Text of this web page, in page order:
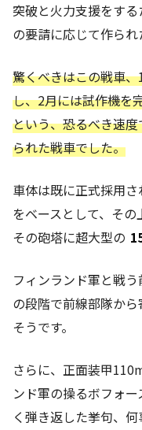
突破と火力支援をす
の要請に応じて作られ
驚くべきはこの戦車
し、2月には試作機を
という、恐るべき速
られた戦車でした。
車体は既に正式採用
をベースとして、その
その砲塔に超大型の
フィンランド軍と戦
の段階で前線部隊か
そうです。
さらに、正面装甲
ンド軍の操るボフォ
く弾き返した挙句、